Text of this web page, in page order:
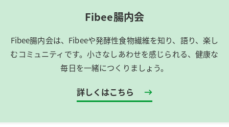
Fibee腸内会
Fibee腸内会は、​Fibeeや発酵性食物繊維を知り、語り、楽し
むコミュニティです。​小さなしあわせを感じられる、健康な
毎日を一緒につくりましょう。
詳しくはこちら